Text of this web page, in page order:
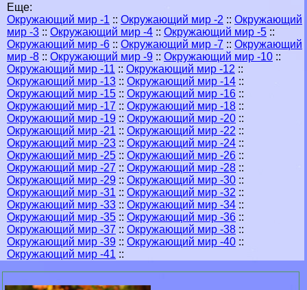
Еще:
Окружающий мир -1 :: Окружающий мир -2 :: Окружающий
мир -3 :: Окружающий мир -4 :: Окружающий мир -5 ::
Окружающий мир -6 :: Окружающий мир -7 :: Окружающий
мир -8 :: Окружающий мир -9 :: Окружающий мир -10 ::
Окружающий мир -11 :: Окружающий мир -12 ::
Окружающий мир -13 :: Окружающий мир -14 ::
Окружающий мир -15 :: Окружающий мир -16 ::
Окружающий мир -17 :: Окружающий мир -18 ::
Окружающий мир -19 :: Окружающий мир -20 ::
Окружающий мир -21 :: Окружающий мир -22 ::
Окружающий мир -23 :: Окружающий мир -24 ::
Окружающий мир -25 :: Окружающий мир -26 ::
Окружающий мир -27 :: Окружающий мир -28 ::
Окружающий мир -29 :: Окружающий мир -30 ::
Окружающий мир -31 :: Окружающий мир -32 ::
Окружающий мир -33 :: Окружающий мир -34 ::
Окружающий мир -35 :: Окружающий мир -36 ::
Окружающий мир -37 :: Окружающий мир -38 ::
Окружающий мир -39 :: Окружающий мир -40 ::
Окружающий мир -41 ::